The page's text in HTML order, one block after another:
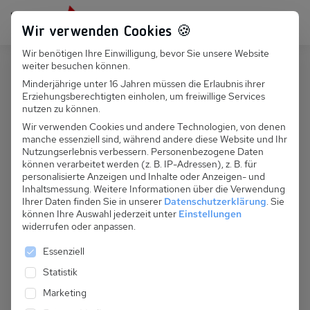
Persönlich für dich da: +49 251 899 050
Suchfeld
Suchen
D 016.022 - Fewo Leuchtturm, EG
Wir verwenden Cookies 🍪
Wir benötigen Ihre Einwilligung, bevor Sie unsere Website
weiter besuchen können.
Minderjährige unter 16 Jahren müssen die Erlaubnis ihrer
Erziehungsberechtigten einholen, um freiwillige Services
nutzen zu können.
Wir verwenden Cookies und andere Technologien, von denen
manche essenziell sind, während andere diese Website und Ihr
Nutzungserlebnis verbessern. Personenbezogene Daten
können verarbeitet werden (z. B. IP-Adressen), z. B. für
personalisierte Anzeigen und Inhalte oder Anzeigen- und
Inhaltsmessung. Weitere Informationen über die Verwendung
Ihrer Daten finden Sie in unserer Datenschutzerklärung. Sie
können Ihre Auswahl jederzeit unter Einstellungen
widerrufen oder anpassen.
Es folgt eine Liste der Service-Gruppen, für die
Essenziell
Statistik
Marketing